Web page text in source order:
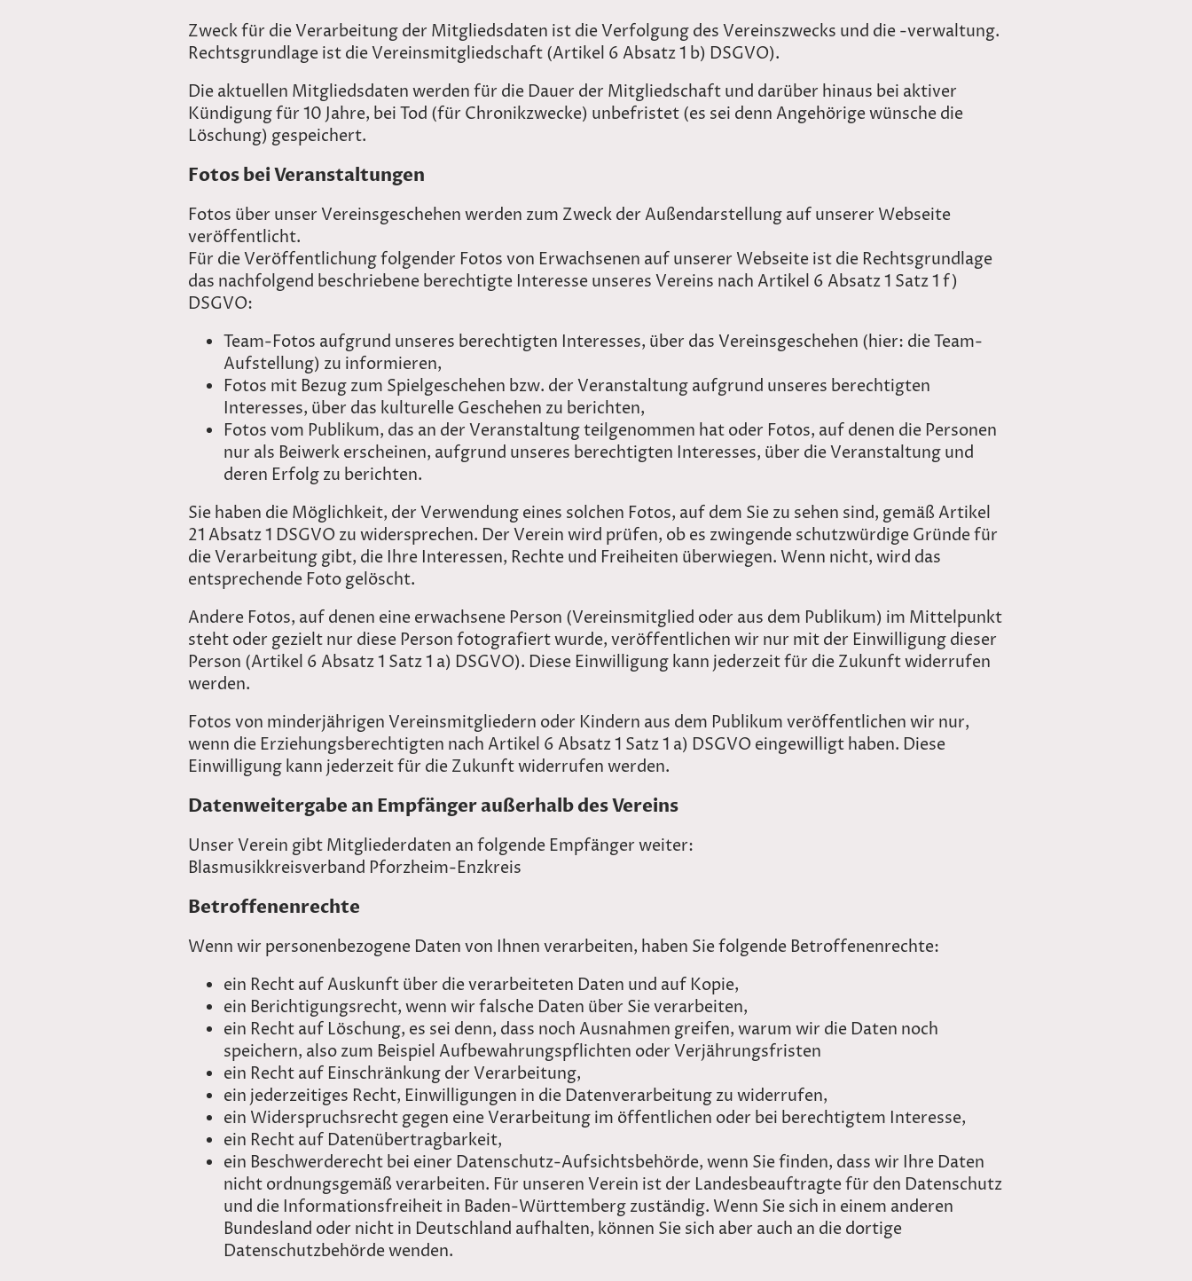
Zweck für die Verarbeitung der Mitgliedsdaten ist die Verfolgung des Vereinszwecks und die -verwaltung.
Rechtsgrundlage ist die Vereinsmitgliedschaft (Artikel 6 Absatz 1 b) DSGVO).
Die aktuellen Mitgliedsdaten werden für die Dauer der Mitgliedschaft und darüber hinaus bei aktiver
Kündigung für 10 Jahre, bei Tod (für Chronikzwecke) unbefristet (es sei denn Angehörige wünsche die
Löschung) gespeichert.
Fotos bei Veranstaltungen
Fotos über unser Vereinsgeschehen werden zum Zweck der Außendarstellung auf unserer Webseite
veröffentlicht.
Für die Veröffentlichung folgender Fotos von Erwachsenen auf unserer Webseite ist die Rechtsgrundlage
das nachfolgend beschriebene berechtigte Interesse unseres Vereins nach Artikel 6 Absatz 1 Satz 1 f)
DSGVO:
Team-Fotos aufgrund unseres berechtigten Interesses, über das Vereinsgeschehen (hier: die Team-
Aufstellung) zu informieren,
Fotos mit Bezug zum Spielgeschehen bzw. der Veranstaltung aufgrund unseres berechtigten
Interesses, über das kulturelle Geschehen zu berichten,
Fotos vom Publikum, das an der Veranstaltung teilgenommen hat oder Fotos, auf denen die Personen
nur als Beiwerk erscheinen, aufgrund unseres berechtigten Interesses, über die Veranstaltung und
deren Erfolg zu berichten.
Sie haben die Möglichkeit, der Verwendung eines solchen Fotos, auf dem Sie zu sehen sind, gemäß Artikel
21 Absatz 1 DSGVO zu widersprechen. Der Verein wird prüfen, ob es zwingende schutzwürdige Gründe für
die Verarbeitung gibt, die Ihre Interessen, Rechte und Freiheiten überwiegen. Wenn nicht, wird das
entsprechende Foto gelöscht.
Andere Fotos, auf denen eine erwachsene Person (Vereinsmitglied oder aus dem Publikum) im Mittelpunkt
steht oder gezielt nur diese Person fotografiert wurde, veröffentlichen wir nur mit der Einwilligung dieser
Person (Artikel 6 Absatz 1 Satz 1 a) DSGVO). Diese Einwilligung kann jederzeit für die Zukunft widerrufen
werden.
Fotos von minderjährigen Vereinsmitgliedern oder Kindern aus dem Publikum veröffentlichen wir nur,
wenn die Erziehungsberechtigten nach Artikel 6 Absatz 1 Satz 1 a) DSGVO eingewilligt haben. Diese
Einwilligung kann jederzeit für die Zukunft widerrufen werden.
Datenweitergabe an Empfänger außerhalb des Vereins
Unser Verein gibt Mitgliederdaten an folgende Empfänger weiter:
Blasmusikkreisverband Pforzheim-Enzkreis
Betroffenenrechte
Wenn wir personenbezogene Daten von Ihnen verarbeiten, haben Sie folgende Betroffenenrechte:
ein Recht auf Auskunft über die verarbeiteten Daten und auf Kopie,
ein Berichtigungsrecht, wenn wir falsche Daten über Sie verarbeiten,
ein Recht auf Löschung, es sei denn, dass noch Ausnahmen greifen, warum wir die Daten noch
speichern, also zum Beispiel Aufbewahrungspflichten oder Verjährungsfristen
ein Recht auf Einschränkung der Verarbeitung,
ein jederzeitiges Recht, Einwilligungen in die Datenverarbeitung zu widerrufen,
ein Widerspruchsrecht gegen eine Verarbeitung im öffentlichen oder bei berechtigtem Interesse,
ein Recht auf Datenübertragbarkeit,
ein Beschwerderecht bei einer Datenschutz-Aufsichtsbehörde, wenn Sie finden, dass wir Ihre Daten
nicht ordnungsgemäß verarbeiten. Für unseren Verein ist der Landesbeauftragte für den Datenschutz
und die Informationsfreiheit in Baden-Württemberg zuständig. Wenn Sie sich in einem anderen
Bundesland oder nicht in Deutschland aufhalten, können Sie sich aber auch an die dortige
Datenschutzbehörde wenden.